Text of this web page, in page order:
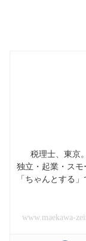
税理士、東京
独立・起業・スモ
「ちゃんとする
www.maekawa-